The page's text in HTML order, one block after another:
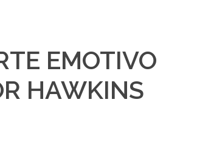
EMOTIVO
HAWKINS